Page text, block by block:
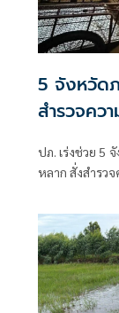
5 จังหวัด
สำรวจคว
ปภ. เร่งช่วย 5
หลาก สั่งสำรว